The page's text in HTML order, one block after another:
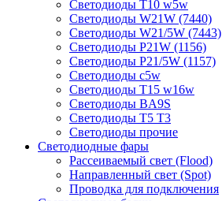
Светодиоды T10 w5w
Светодиоды W21W (7440)
Светодиоды W21/5W (7443)
Светодиоды P21W (1156)
Светодиоды P21/5W (1157)
Светодиоды c5w
Светодиоды T15 w16w
Светодиоды BA9S
Светодиоды T5 T3
Светодиоды прочие
Светодиодные фары
Рассеиваемый свет (Flood)
Направленный свет (Spot)
Проводка для подключения